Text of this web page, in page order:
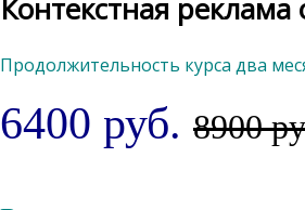
Контекстная реклама
Продолжительность курса два
6400 руб. 8900